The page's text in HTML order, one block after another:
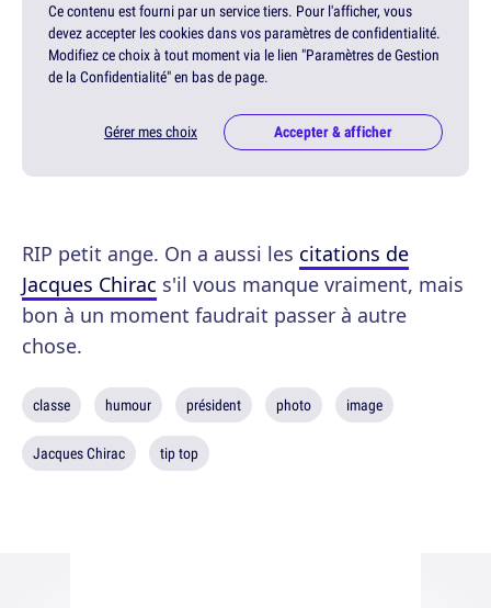
Ce contenu est fourni par un service tiers. Pour l'afficher, vous
devez accepter les cookies dans vos paramètres de confidentialité.
Modifiez ce choix à tout moment via le lien "Paramètres de Gestion
de la Confidentialité" en bas de page.
Gérer mes choix Accepter & afficher
RIP petit ange. On a aussi les citations de
Jacques Chirac s'il vous manque vraiment, mais
bon à un moment faudrait passer à autre
chose.
classe humour président photo image
Jacques Chirac tip top